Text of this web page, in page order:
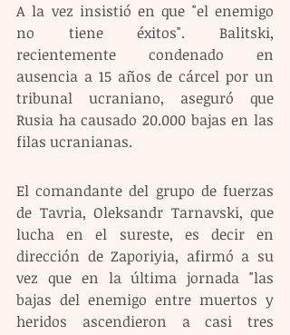
A la vez insistió en que "el enemigo
no tiene éxitos". Balitski,
recientemente condenado en
ausencia a 15 años de cárcel por un
tribunal ucraniano, aseguró que
Rusia ha causado 20.000 bajas en las
filas ucranianas.
El comandante del grupo de fuerzas
de Tavria, Oleksandr Tarnavski, que
lucha en el sureste, es decir en
dirección de Zaporiyia, afirmó a su
vez que en la última jornada "las
bajas del enemigo entre muertos y
heridos ascendieron a casi tres